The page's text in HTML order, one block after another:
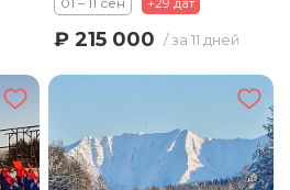
₽ 215 000 / за 11 дней